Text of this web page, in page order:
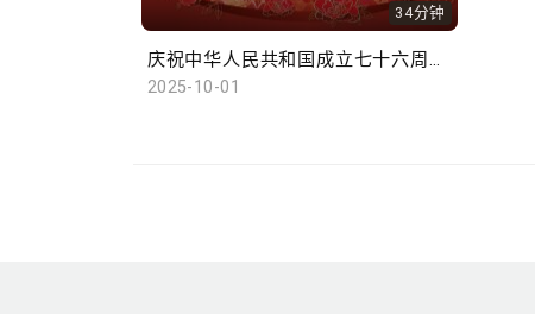
34分钟
庆祝中华人民共和国成立七十六周年升旗仪式
2025-10-01